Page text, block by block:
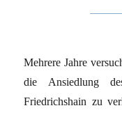
Mehrere Jahre
die Ansiedlung
Friedrichshain zu